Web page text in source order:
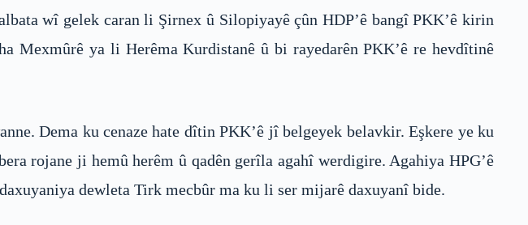
wî gelek caran li Şirnex û Silopiyayê çûn HDP’ê bangî PKK’ê kirin
Mexmûrê ya li Herêma Kurdistanê û bi rayedarên PKK’ê re hevdîtinê
Dema ku cenaze hate dîtin PKK’ê jî belgeyek belavkir. Eşkere ye ku
rojane ji hemû herêm û qadên gerîla agahî werdigire. Agahiya HPG’ê
dewleta Tirk mecbûr ma ku li ser mijarê daxuyanî bide.